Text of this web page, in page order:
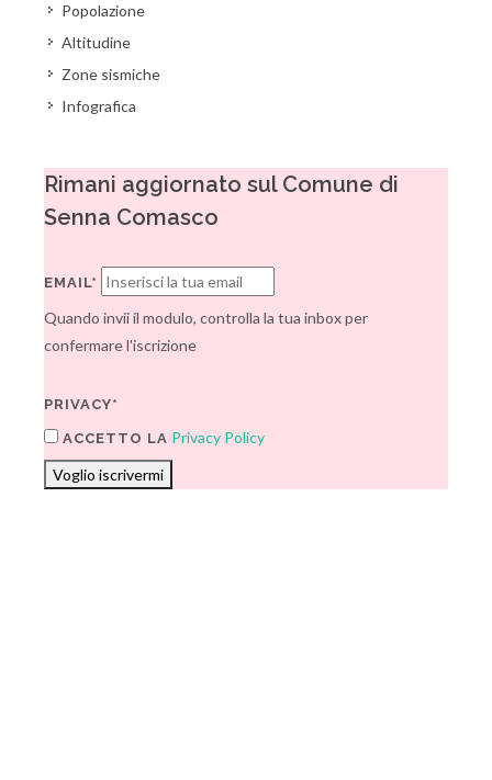
Popolazione
Altitudine
Zone sismiche
Infografica
Rimani aggiornato sul Comune di
Senna Comasco
EMAIL*
Quando invii il modulo, controlla la tua inbox per
confermare l'iscrizione
PRIVACY*
ACCETTO LA Privacy Policy
Voglio iscrivermi